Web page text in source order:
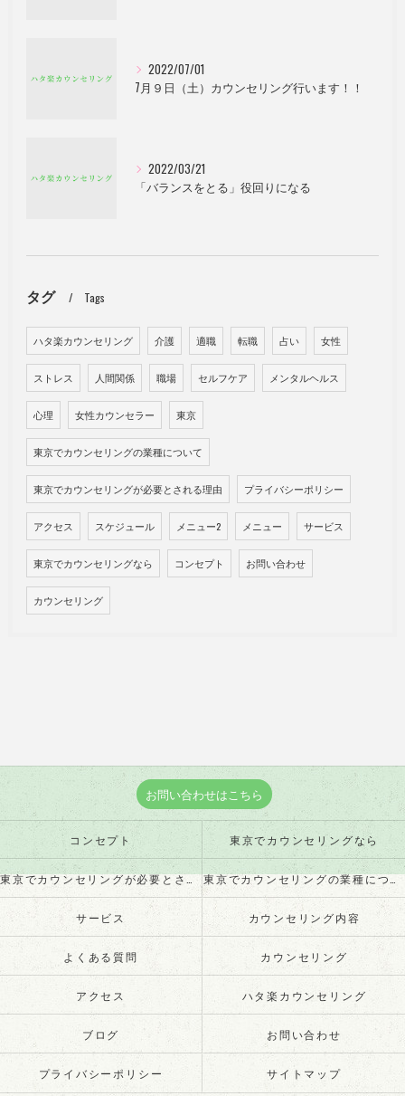
2022/07/01
7月９日（土）カウンセリング行います！！
2022/03/21
「バランスをとる」役回りになる
タグ Tags
ハタ楽カウンセリング 介護 適職 転職 占い 女性
ストレス 人間関係 職場 セルフケア メンタルヘルス
心理 女性カウンセラー 東京
東京でカウンセリングの業種について
東京でカウンセリングが必要とされる理由 プライバシーポリシー
アクセス スケジュール メニュー2 メニュー サービス
東京でカウンセリングなら コンセプト お問い合わせ
カウンセリング
お問い合わせはこちら
コンセプト 東京でカウンセリングなら
東京でカウンセリングが必要とされる理由 東京でカウンセリングの業種について
サービス カウンセリング内容
よくある質問 カウンセリング
アクセス ハタ楽カウンセリング
ブログ お問い合わせ
プライバシーポリシー サイトマップ